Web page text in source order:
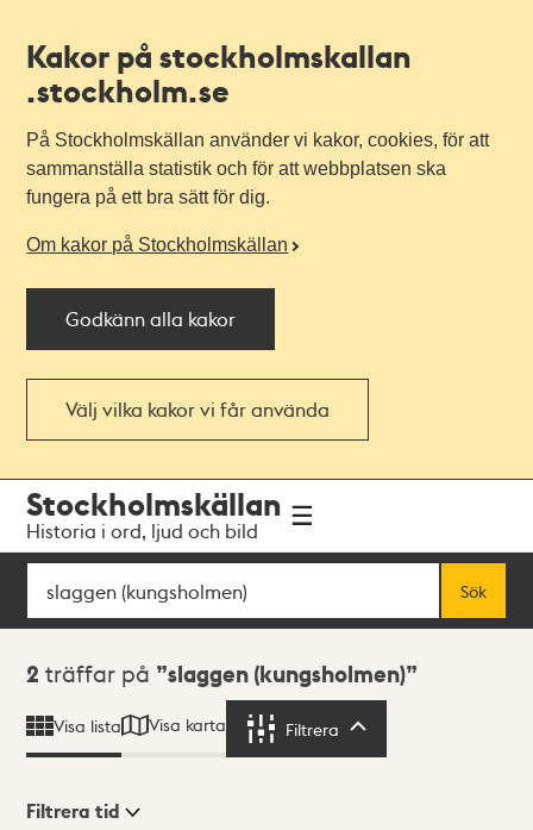
Kakor på stockholmskallan
.stockholm.se
På Stockholmskällan använder vi kakor, cookies, för att
sammanställa statistik och för att webbplatsen ska
fungera på ett bra sätt för dig.
Om kakor på Stockholmskällan
Godkänn alla kakor
Välj vilka kakor vi får använda
navigationen
huvudinnehållet
Stockholmskällan
Historia i ord, ljud och bild
Sök
Sök
Sökresultat
2 träffar på slaggen (kungsholmen)
Visa lista Visa karta Filtrera
Filtrera tid